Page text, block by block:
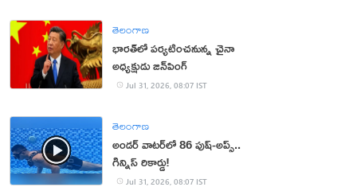
తెలంగాణ
భారత్‌లో పర్యటించనున్న చైనా
అధ్యక్షుడు జిన్‌పింగ్
Jul 31, 2026, 08:07 IST
తెలంగాణ
అండర్ వాటర్‌లో 86 పుష్-అప్స్..
గిన్నిస్ రికార్డు!
Jul 31, 2026, 08:07 IST